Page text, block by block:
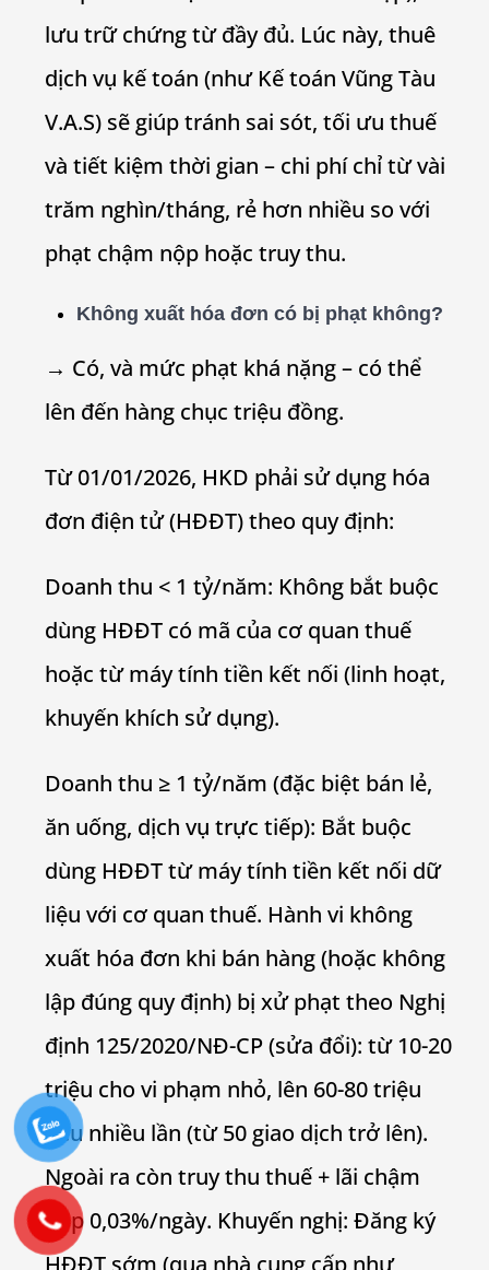
lưu trữ chứng từ đầy đủ. Lúc này, thuê
dịch vụ kế toán (như Kế toán Vũng Tàu
V.A.S) sẽ giúp tránh sai sót, tối ưu thuế
và tiết kiệm thời gian – chi phí chỉ từ vài
trăm nghìn/tháng, rẻ hơn nhiều so với
phạt chậm nộp hoặc truy thu.
Không xuất hóa đơn có bị phạt không?
→ Có, và mức phạt khá nặng – có thể
lên đến hàng chục triệu đồng.
Từ 01/01/2026, HKD phải sử dụng hóa
đơn điện tử (HĐĐT) theo quy định:
Doanh thu < 1 tỷ/năm: Không bắt buộc
dùng HĐĐT có mã của cơ quan thuế
hoặc từ máy tính tiền kết nối (linh hoạt,
khuyến khích sử dụng).
Doanh thu ≥ 1 tỷ/năm (đặc biệt bán lẻ,
ăn uống, dịch vụ trực tiếp): Bắt buộc
dùng HĐĐT từ máy tính tiền kết nối dữ
liệu với cơ quan thuế. Hành vi không
xuất hóa đơn khi bán hàng (hoặc không
lập đúng quy định) bị xử phạt theo Nghị
định 125/2020/NĐ-CP (sửa đổi): từ 10-20
triệu cho vi phạm nhỏ, lên 60-80 triệu
nếu nhiều lần (từ 50 giao dịch trở lên).
Ngoài ra còn truy thu thuế + lãi chậm
nộp 0,03%/ngày. Khuyến nghị: Đăng ký